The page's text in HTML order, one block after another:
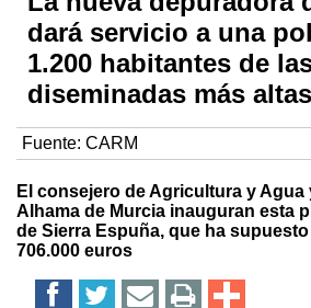
dará servicio a una
1.200 habitantes de
diseminadas más
Fuente: CARM
El consejero de Agricultura y Agua
Alhama de Murcia inauguran esta
de Sierra Espuña, que ha
706.000 euros